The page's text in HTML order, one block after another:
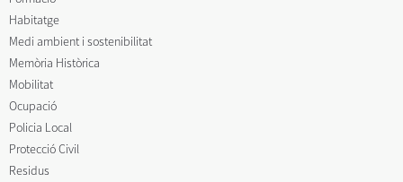
Habitatge
Medi ambient i sostenibilitat
Memòria Històrica
Mobilitat
Ocupació
Policia Local
Protecció Civil
Residus